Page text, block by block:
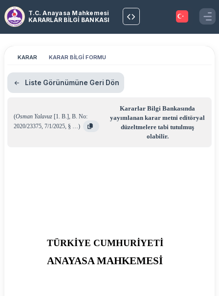
T.C. Anayasa Mahkemesi
KARARLAR BİLGİ BANKASI
KARAR KARAR BİLGİ FORMU
Liste Görünümüne Geri Dön
(Osman Yalavuz [1. B.], B. No:
2020/23375, 7/1/2025, § …)
Kararlar Bilgi Bankasında
yayımlanan karar metni editöryal
düzeltmelere tabi tutulmuş
olabilir.